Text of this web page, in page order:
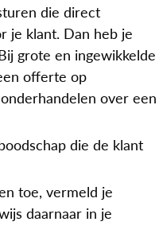
die direct
je klant. Dan heb je
grote en ingewikkelde
offerte op
over een
die de klant
toe, vermeld je
daarnaar in je